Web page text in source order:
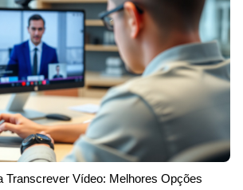
Transcrever Vídeo: Melhores Opções